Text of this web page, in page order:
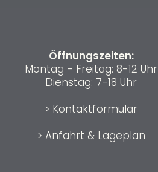
Öffnungszeiten:
Montag - Freitag: 8-12 Uhr
Dienstag: 7-18 Uhr
> Kontaktformular
> Anfahrt & Lageplan